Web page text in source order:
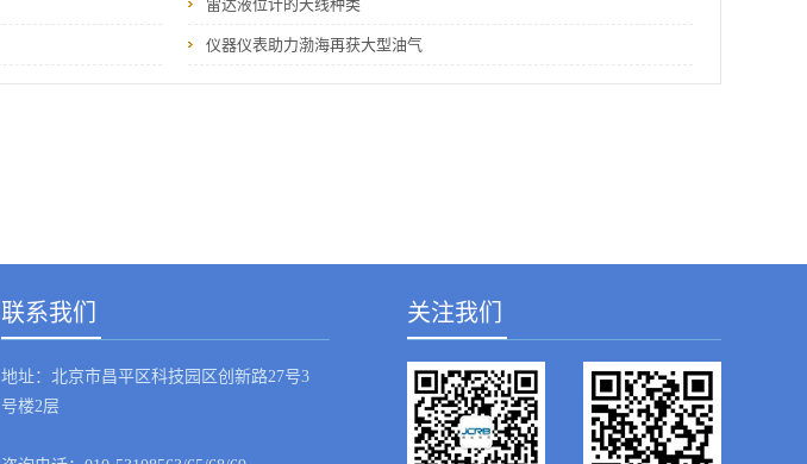
雷达液位计的天线种类
仪器仪表助力渤海再获大型油气
联系我们
地址：北京市昌平区科技园区创新路27号3
号楼2层
关注我们